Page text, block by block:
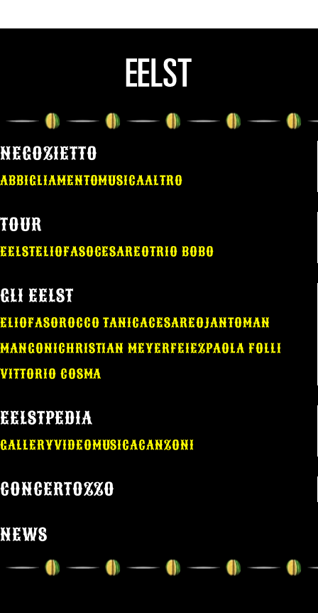
NEGOZIETTO
ABBIGLIAMENTOMUSICAALTRO
TOUR
EELSTELIOFASOCESAREOTRIO BOBO
GLI EELST
ELIOFASOROCCO TANICACESAREOJANTOMAN
MANGONICHRISTIAN MEYERFEIEZPAOLA FOLLI
VITTORIO COSMA
EELSTPEDIA
GALLERYVIDEOMUSICACANZONI
CONCERTOZZO
NEWS